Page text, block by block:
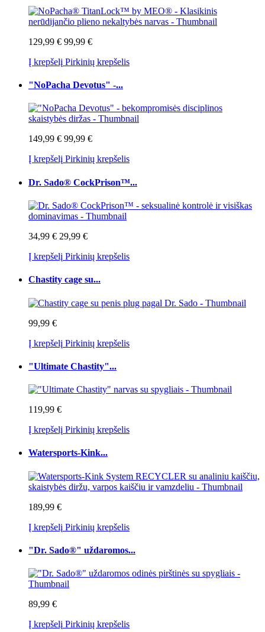
129,99 € 99,99 €
Į krepšelį Pirkinių krepšelis
"NoPacha Devotus" -...
149,99 € 99,99 €
Į krepšelį Pirkinių krepšelis
Dr. Sado® CockPrison™...
34,99 € 29,99 €
Į krepšelį Pirkinių krepšelis
Chastity cage su...
99,99 €
Į krepšelį Pirkinių krepšelis
"Ultimate Chastity"...
119,99 €
Į krepšelį Pirkinių krepšelis
Watersports-Kink...
189,99 €
Į krepšelį Pirkinių krepšelis
"Dr. Sado®" uždaromos...
89,99 €
Į krepšelį Pirkinių krepšelis